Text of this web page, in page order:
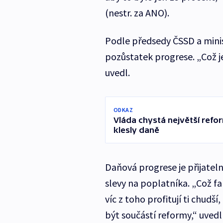
(nestr. za ANO).
Podle předsedy ČSSD a
pozůstatek progrese. „Což
uvedl.
ODKAZ
Vláda chystá největší
klesly daně
Daňová progrese je
slevy na poplatníka. „Což
víc z toho profitují ti chudší,
být součástí reformy,“